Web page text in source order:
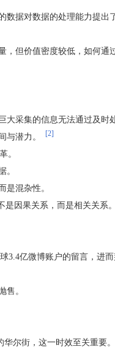
据对数据的处理能力提出
但价值密度较低，如何
采集的信息无法通过及
与潜力。
[2]
。
。
是混杂性。
因果关系，而是相关关系。
亿微博账户的留言，进
售。
尔街，这一时效至关重要